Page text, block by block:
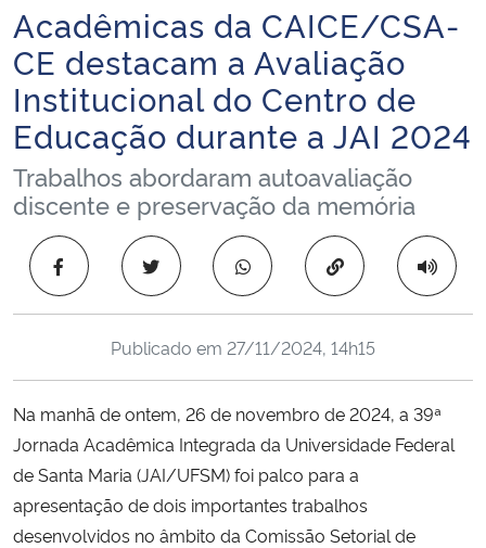
Ministério da Infraestrutura
Ministério da Agricultura, Pecuária e Abastecimento
Ministério da Educação
Ministério da Cidadania
Ministério da Saúde
Ministério de Minas e Energia
Ministério da Ciência, Tecnologia, Inovações e Comunicações
Ministério do Meio Ambiente
Ministério do Turismo
Ministério do Desenvolvimento Regional
Início do conteúdo
Acadêmicas da CAICE/CSA-
CE destacam a Avaliação
Institucional do Centro de
Educação durante a JAI 2024
Trabalhos abordaram autoavaliação
discente e preservação da memória
Copiar para área
Publicado em 27/11/2024, 14h15
Na manhã de ontem, 26 de novembro de 2024, a 39ª
Jornada Acadêmica Integrada da Universidade Federal
de Santa Maria (JAI/UFSM) foi palco para a
apresentação de dois importantes trabalhos
desenvolvidos no âmbito da Comissão Setorial de